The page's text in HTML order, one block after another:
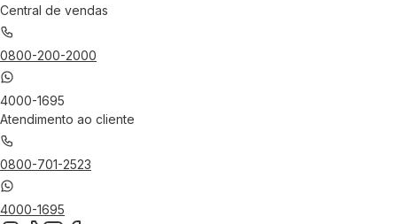
Central de vendas
0800-200-2000
4000-1695
Atendimento ao cliente
0800-701-2523
4000-1695